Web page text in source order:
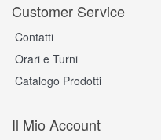
Customer Service
Contatti
Orari e Turni
Catalogo Prodotti
Il Mio Account